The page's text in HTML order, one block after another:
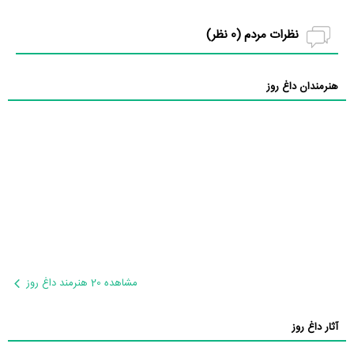
نظرات مردم (0 نظر)
هنرمندان داغ روز
مشاهده 20 هنرمند داغ روز
آثار داغ روز